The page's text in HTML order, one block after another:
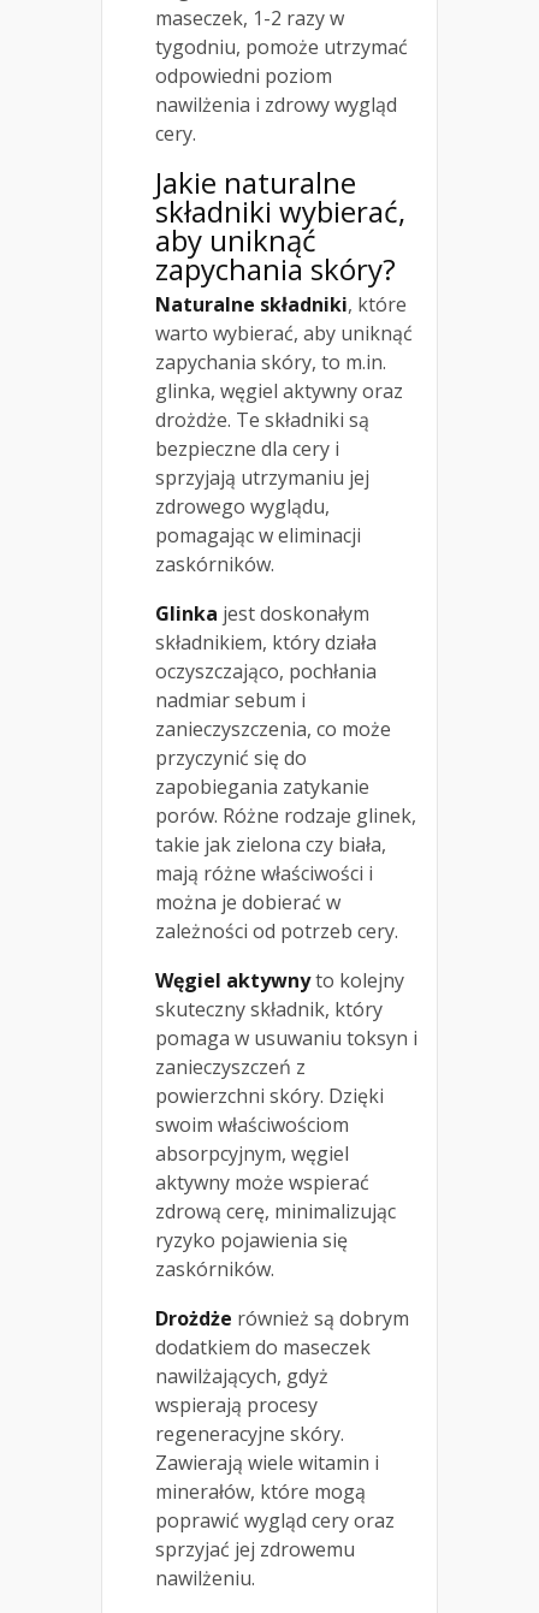
maseczek, 1-2 razy w
tygodniu, pomoże utrzymać
odpowiedni poziom
nawilżenia i zdrowy wygląd
cery.
Jakie naturalne
składniki wybierać,
aby uniknąć
zapychania skóry?
Naturalne składniki, które
warto wybierać, aby uniknąć
zapychania skóry, to m.in.
glinka, węgiel aktywny oraz
drożdże. Te składniki są
bezpieczne dla cery i
sprzyjają utrzymaniu jej
zdrowego wyglądu,
pomagając w eliminacji
zaskórników.
Glinka jest doskonałym
składnikiem, który działa
oczyszczająco, pochłania
nadmiar sebum i
zanieczyszczenia, co może
przyczynić się do
zapobiegania zatykanie
porów. Różne rodzaje glinek,
takie jak zielona czy biała,
mają różne właściwości i
można je dobierać w
zależności od potrzeb cery.
Węgiel aktywnyto kolejny
skuteczny składnik, który
pomaga w usuwaniu toksyn i
zanieczyszczeń z
powierzchni skóry. Dzięki
swoim właściwościom
absorpcyjnym, węgiel
aktywny może wspierać
zdrową cerę, minimalizując
ryzyko pojawienia się
zaskórników.
Drożdże również są dobrym
dodatkiem do maseczek
nawilżających, gdyż
wspierają procesy
regeneracyjne skóry.
Zawierają wiele witamin i
minerałów, które mogą
poprawić wygląd cery oraz
sprzyjać jej zdrowemu
nawilżeniu.